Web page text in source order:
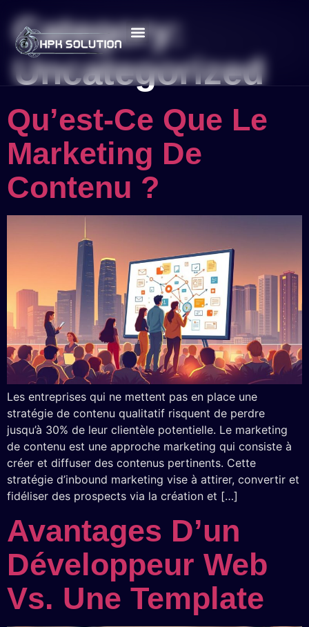
Category:
Uncategorized
Qu’est-Ce Que Le
Marketing De
Contenu ?
Les entreprises qui ne mettent pas en place une
stratégie de contenu qualitatif risquent de perdre
jusqu’à 30% de leur clientèle potentielle. Le marketing
de contenu est une approche marketing qui consiste à
créer et diffuser des contenus pertinents. Cette
stratégie d’inbound marketing vise à attirer, convertir et
fidéliser des prospects via la création et […]
Avantages D’un
Développeur Web
Vs. Une Template